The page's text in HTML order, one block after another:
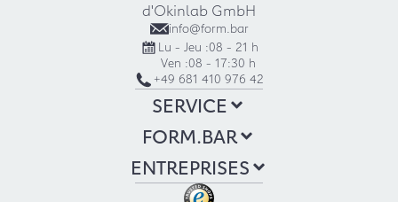
d'Okinlab GmbH
info@form.bar
Lu - Jeu :08 - 21 h
Ven :08 - 17:30 h
+49 681 410 976 42
SERVICE
FORM.BAR
ENTREPRISES